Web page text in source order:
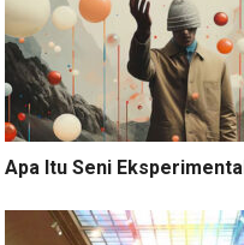
Apa Itu Seni